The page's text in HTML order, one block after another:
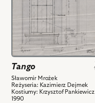
powiązanych
obiektów
Tango
Sławomir Mrożek
Reżyseria: Kazimierz Dejmek
Kostiumy: Krzysztof Pankiewicz
1990